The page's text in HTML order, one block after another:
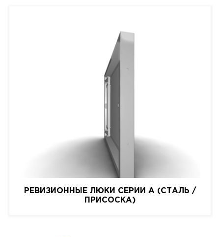
РЕВИЗИОННЫЕ ЛЮКИ СЕРИИ A (СТАЛЬ /
ПРИСОСКА)